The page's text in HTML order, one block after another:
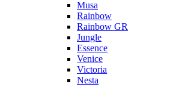
Musa
Rainbow
Rainbow GR
Jungle
Essence
Venice
Victoria
Nesta